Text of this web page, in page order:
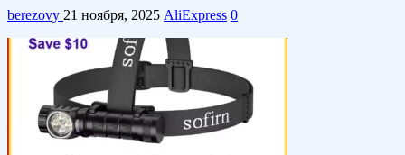
berezovy 21 ноября, 2025 AliExpress 0